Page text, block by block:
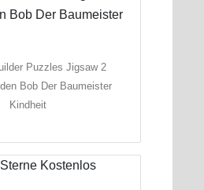
Puzzles Jigsaw 2
Bob Der Baumeister
Kindheit